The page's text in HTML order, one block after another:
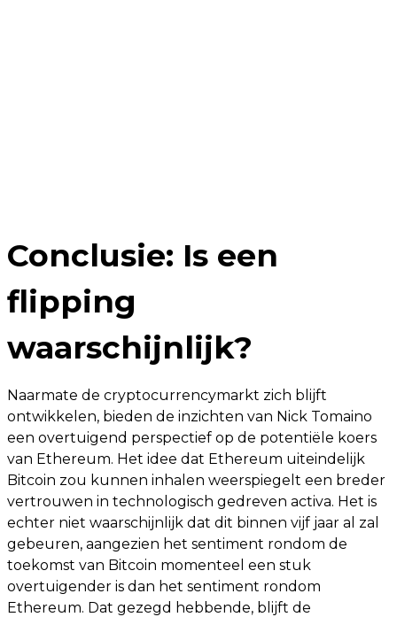
Conclusie: Is een
flipping
waarschijnlijk?
Naarmate de cryptocurrencymarkt zich blijft
ontwikkelen, bieden de inzichten van Nick Tomaino
een overtuigend perspectief op de potentiële koers
van Ethereum. Het idee dat Ethereum uiteindelijk
Bitcoin zou kunnen inhalen weerspiegelt een breder
vertrouwen in technologisch gedreven activa. Het is
echter niet waarschijnlijk dat dit binnen vijf jaar al zal
gebeuren, aangezien het sentiment rondom de
toekomst van Bitcoin momenteel een stuk
overtuigender is dan het sentiment rondom
Ethereum. Dat gezegd hebbende, blijft de